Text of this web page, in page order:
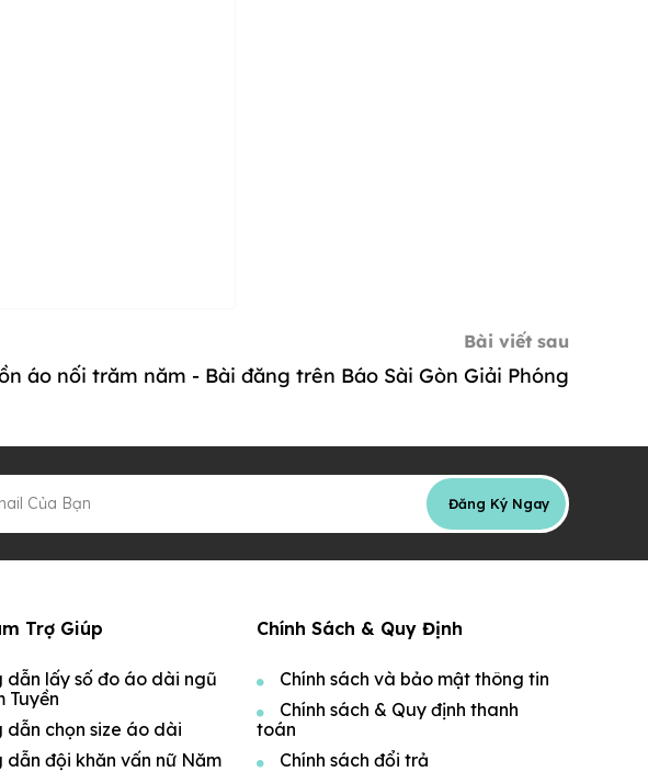
Bài viết sau
áo nối trăm năm - Bài đăng trên Báo Sài Gòn Giải Phóng
Đăng Ký Ngay
Trợ Giúp
dẫn lấy số đo áo dài ngũ
Tuyền
dẫn chọn size áo dài
dẫn đội khăn vấn nữ Năm
Chính Sách & Quy Định
Chính sách và bảo mật thông tin
Chính sách & Quy định thanh
toán
Chính sách đổi trả